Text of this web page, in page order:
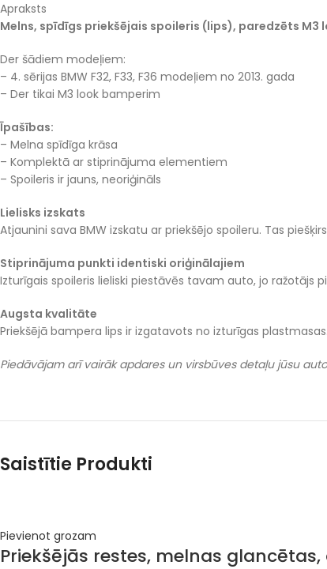
Apraksts
Melns, spīdīgs priekšējais spoileris (lips), paredzēts M3
Der šādiem modeļiem:
– 4. sērijas BMW F32, F33, F36 modeļiem no 2013. gada
– Der tikai M3 look bamperim
Īpašības:
– Melna spīdīga krāsa
– Komplektā ar stiprinājuma elementiem
– Spoileris ir jauns, neoriģināls
Lielisks izskats
Atjaunini sava BMW izskatu ar priekšējo spoileru. Tas
Stiprinājuma punkti identiski oriģinālajiem
Izturīgais spoileris lieliski piestāvēs tavam auto, jo
Augsta kvalitāte
Priekšējā bampera lips ir izgatavots no izturīgas
Piedāvājam arī vairāk apdares un virsbūves detaļu jūsu
Saistītie Produkti
Pievienot grozam
Priekšējās restes, melnas